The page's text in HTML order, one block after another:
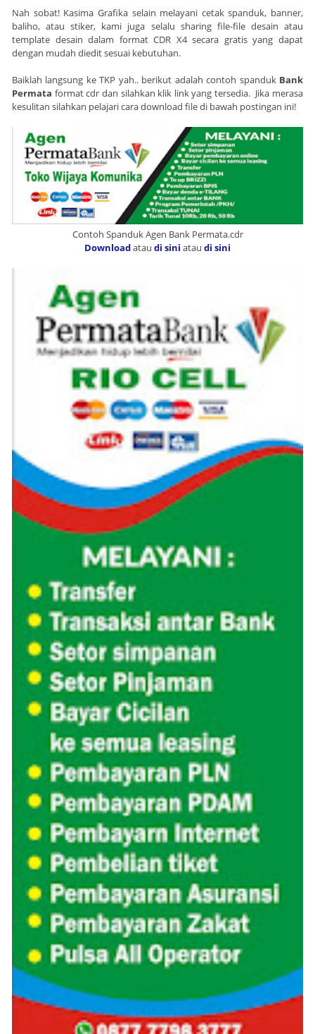
Nah sobat! Kasima Grafika selain melayani cetak spanduk, banner,
baliho, atau stiker, kami juga selalu sharing file-file desain atau
template desain dalam format CDR X4 secara gratis yang dapat
dengan mudah diedit sesuai kebutuhan.
Baiklah langsung ke TKP yah.. berikut adalah contoh spanduk Bank
Permata format cdr dan silahkan klik link yang tersedia. Jika merasa
kesulitan silahkan pelajari cara download file di bawah postingan ini!
Contoh Spanduk Agen Bank Permata.cdr
Downloadatau di sini atau di sini